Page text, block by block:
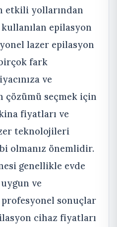
etkili yollarından
epilasyon
lazer epilasyon
fark
ve
çözümü seçmek için
fiyatları ve
teknolojileri
olmanız önemlidir.
genellikle evde
ve
sonuçlar
cihaz fiyatları